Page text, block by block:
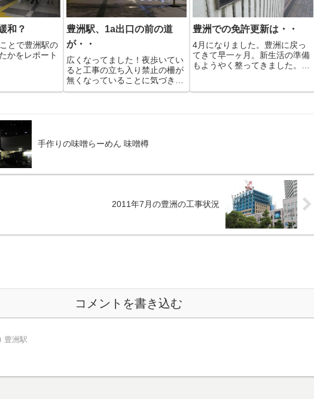
和？
とで豊洲駅の
かをレポート
豊洲駅、1a出口の前の道
が・・
広くなってました！夜歩いてい
ると工事の立ち入り禁止の柵が
無くなっていることに気づきま
した。いや〜、広々して良いで
豊洲での免許更新は・・
4月になりました。豊洲に戻っ
てきて早一ヶ月。新生活の準備
もようやく整ってきました。そ
手作りの味噌らーめん 味噌樽
2011年7月の豊洲の工事状況
コメントを書き込む
豊洲駅